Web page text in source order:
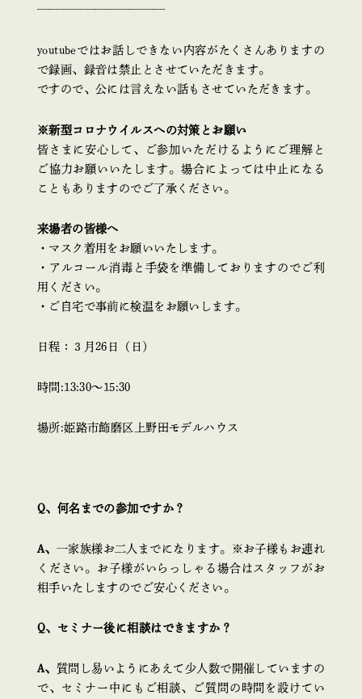
———————————
youtubeではお話しできない内容がたくさんありますの
で録画、録音は禁止とさせていただきます。
ですので、公には言えない話もさせていただきます。
※新型コロナウイルスへの対策とお願い
皆さまに安心して、ご参加いただけるようにご理解と
ご協力お願いいたします。場合によっては中止になる
こともありますのでご了承ください。
来場者の皆様へ
・マスク着用をお願いいたします。
・アルコール消毒と手袋を準備しておりますのでご利
用ください。
・ご自宅で事前に検温をお願いします。
日程：３月26日（日）
時間:13:30〜15:30
場所:姫路市飾磨区上野田モデルハウス
Q、何名までの参加ですか？
A、 一家族様お二人までになります。※お子様もお連れ
ください。お子様がいらっしゃる場合はスタッフがお
相手いたしますのでご安心ください。
Q、セミナー後に相談はできますか？
A、 質問し易いようにあえて少人数で開催していますの
で、セミナー中にもご相談、ご質問の時間を設けてい